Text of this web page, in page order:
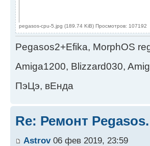
pegasos-cpu-5.jpg (189.74 KiB) Просмотров: 107192
Pegasos2+Efika, MorphOS
Amiga1200, Blizzard030,
ПэЦэ, вЕнда
Re: Ремонт
Astrov06 фев 2019, 23:59